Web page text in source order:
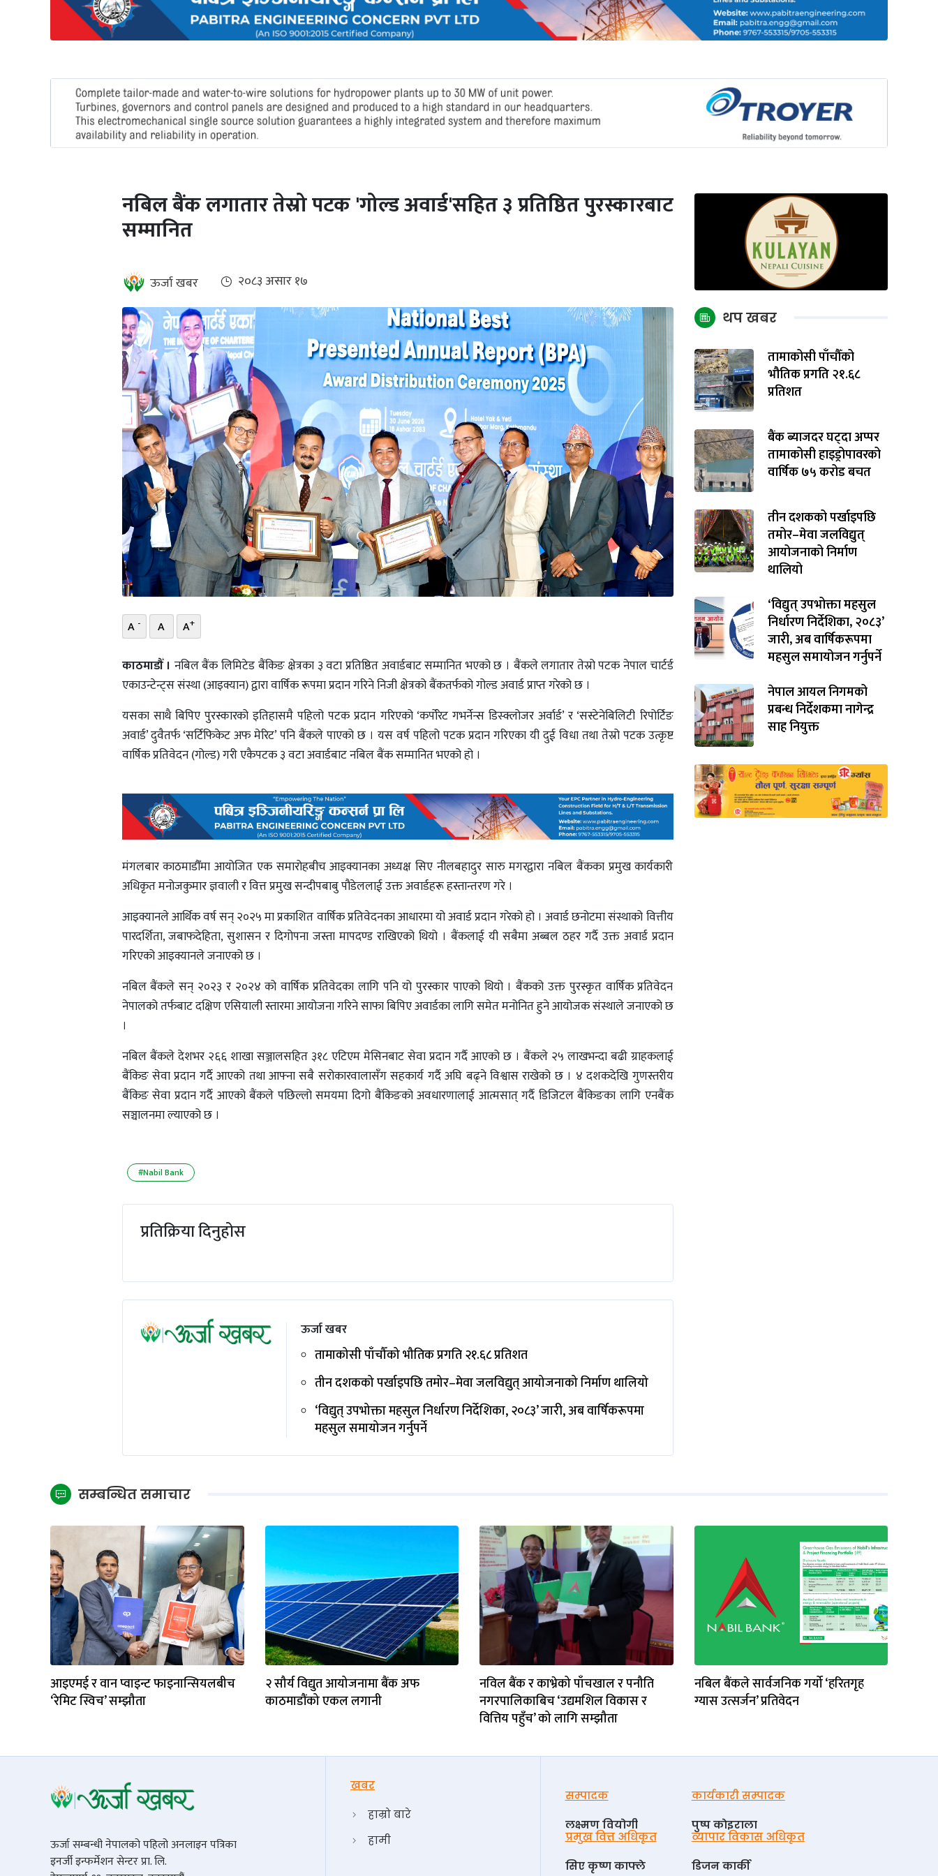
जलवायु
नबिल बैंक लगातार तेस्रो पटक 'गोल्ड अवार्ड'सहित ३ प्रतिष्ठित पुरस्कारबाट
सम्मानित
ऊर्जा खबर २०८३ असार १७
A - A A+
काठमाडौँ । नबिल बैंक लिमिटेड बैंकिङ क्षेत्रका ३ वटा प्रतिष्ठित अवार्डबाट सम्मानित भएको छ । बैंकले लगातार तेस्रो पटक नेपाल चार्टर्ड
एकाउन्टेन्ट्स संस्था (आइक्यान) द्वारा वार्षिक रूपमा प्रदान गरिने निजी क्षेत्रको बैंकतर्फको गोल्ड अवार्ड प्राप्त गरेको छ ।
यसका साथै बिपिए पुरस्कारको इतिहासमै पहिलो पटक प्रदान गरिएको ‘कर्पोरेट गभर्नेन्स डिस्क्लोजर अर्वार्ड’ र ‘सस्टेनेबिलिटी रिपोर्टिङ
अवार्ड’ दुवैतर्फ ‘सर्टिफिकेट अफ मेरिट’ पनि बैंकले पाएको छ । यस वर्ष पहिलो पटक प्रदान गरिएका यी दुई विधा तथा तेस्रो पटक उत्कृष्ट
वार्षिक प्रतिवेदन (गोल्ड) गरी एकैपटक ३ वटा अवार्डबाट नबिल बैंक सम्मानित भएको हो ।
मंगलबार काठमाडौँमा आयोजित एक समारोहबीच आइक्यानका अध्यक्ष सिए नीलबहादुर सारु मगरद्वारा नबिल बैंकका प्रमुख कार्यकारी
अधिकृत मनोजकुमार ज्ञवाली र वित्त प्रमुख सन्दीपबाबु पौडेललाई उक्त अवार्डहरू हस्तान्तरण गरे ।
आइक्यानले आर्थिक वर्ष सन् २०२५ मा प्रकाशित वार्षिक प्रतिवेदनका आधारमा यो अवार्ड प्रदान गरेको हो । अवार्ड छनोटमा संस्थाको वित्तीय
पारदर्शिता, जबाफदेहिता, सुशासन र दिगोपना जस्ता मापदण्ड राखिएको थियो । बैंकलाई यी सबैमा अब्बल ठहर गर्दै उक्त अवार्ड प्रदान
गरिएको आइक्यानले जनाएको छ ।
नबिल बैंकले सन् २०२३ र २०२४ को वार्षिक प्रतिवेदका लागि पनि यो पुरस्कार पाएको थियो । बैंकको उक्त पुरस्कृत वार्षिक प्रतिवेदन
नेपालको तर्फबाट दक्षिण एसियाली स्तारमा आयोजना गरिने साफा बिपिए अवार्डका लागि समेत मनोनित हुने आयोजक संस्थाले जनाएको छ
।
नबिल बैंकले देशभर २६६ शाखा सञ्जालसहित ३१८ एटिएम मेसिनबाट सेवा प्रदान गर्दै आएको छ । बैंकले २५ लाखभन्दा बढी ग्राहकलाई
बैंकिङ सेवा प्रदान गर्दै आएको तथा आफ्ना सबै सरोकारवालासँग सहकार्य गर्दै अघि बढ्ने विश्वास राखेको छ । ४ दशकदेखि गुणस्तरीय
बैंकिङ सेवा प्रदान गर्दै आएको बैंकले पछिल्लो समयमा दिगो बैंकिङको अवधारणालाई आत्मसात् गर्दै डिजिटल बैंकिङका लागि एनबैंक
सञ्चालनमा ल्याएको छ ।
#Nabil Bank
प्रतिक्रिया दिनुहोस
ऊर्जा खबर
तामाकोसी पाँचौँको भौतिक प्रगति २१.६८ प्रतिशत
तीन दशकको पर्खाइपछि तमोर–मेवा जलविद्युत् आयोजनाको निर्माण थालियो
‘विद्युत् उपभोक्ता महसुल निर्धारण निर्देशिका, २०८३’ जारी, अब वार्षिकरूपमा
महसुल समायोजन गर्नुपर्ने
थप खबर
तामाकोसी पाँचौँको
भौतिक प्रगति २१.६८
प्रतिशत
बैंक ब्याजदर घट्दा अप्पर
तामाकोसी हाइड्रोपावरको
वार्षिक ७५ करोड बचत
तीन दशकको पर्खाइपछि
तमोर–मेवा जलविद्युत्
आयोजनाको निर्माण
थालियो
‘विद्युत् उपभोक्ता महसुल
निर्धारण निर्देशिका, २०८३’
जारी, अब वार्षिकरूपमा
महसुल समायोजन गर्नुपर्ने
नेपाल आयल निगमको
प्रबन्ध निर्देशकमा नागेन्द्र
साह नियुक्त
सम्बन्धित समाचार
आइएमई र वान प्वाइन्ट फाइनान्सियलबीच
‘रेमिट स्विच’ सम्झौता
२ सौर्य विद्युत आयोजनामा बैंक अफ
काठमाडौंको एकल लगानी
नविल बैंक र काभ्रेको पाँचखाल र पनौति
नगरपालिकाबिच ‘उद्यमशिल विकास र
वित्तिय पहुँच’ को लागि सम्झौता
नबिल बैंकले सार्वजनिक गर्यो ‘हरितगृह
ग्यास उत्सर्जन’ प्रतिवेदन
ऊर्जा सम्बन्धी नेपालको पहिलो अनलाइन पत्रिका
इनर्जी इन्फर्मेशन सेन्टर प्रा. लि.
खबर
हाम्रो बारे
हामी
सम्पादक
लक्ष्मण वियोगी
कार्यकारी सम्पादक
पुष्प काेइराला
प्रमुख वित्त अधिकृत
सिए कृष्ण काफ्ले
व्यापार विकास अधिकृत
डिजन कार्की